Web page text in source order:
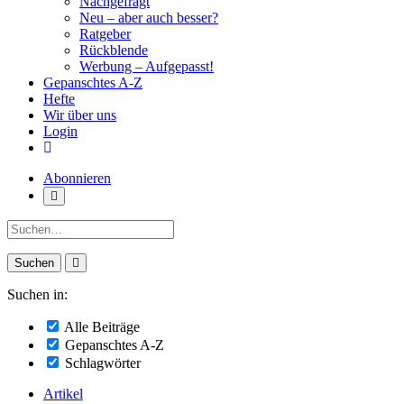
Neu – aber auch besser?
Ratgeber
Rückblende
Werbung – Aufgepasst!
Gepanschtes A-Z
Hefte
Wir über uns
Login
Abonnieren
Suche:
Suchen in:
Alle Beiträge
Gepanschtes A-Z
Schlagwörter
Artikel